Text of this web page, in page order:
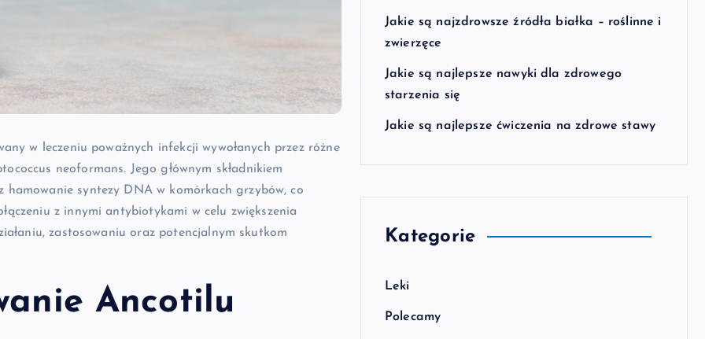
w leczeniu poważnych infekcji wywołanych przez różne
neoformans. Jego głównym składnikiem
syntezy DNA w komórkach grzybów, co
z innymi antybiotykami w celu zwiększenia
zastosowaniu oraz potencjalnym skutkom
Ancotilu
Jakie są najzdrowsze źródła białka – roślinne i
zwierzęce
Jakie są najlepsze nawyki dla zdrowego
starzenia się
Jakie są najlepsze ćwiczenia na zdrowe stawy
Kategorie
Leki
Polecamy